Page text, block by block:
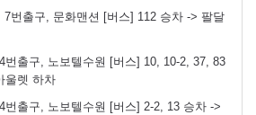
7번출구, 문화맨션 [버스] 112 승차 -> 팔달
번출구, 노보텔수원 [버스] 10, 10-2, 37, 83
울렛 하차
번출구, 노보텔수원 [버스] 2-2, 13 승차 ->